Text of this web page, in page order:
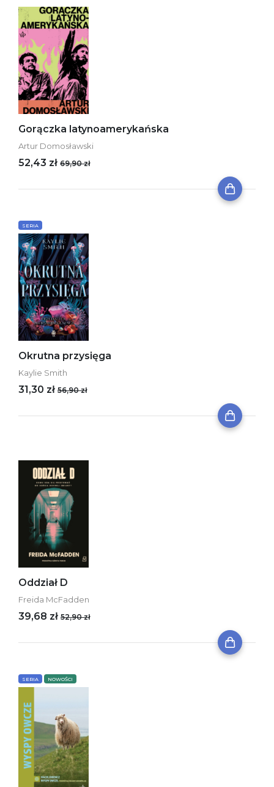
Gorączka latynoamerykańska
Artur Domosławski
52,43 zł 69,90 zł
SERIA
Okrutna przysięga
Kaylie Smith
31,30 zł 56,90 zł
Oddział D
Freida McFadden
39,68 zł 52,90 zł
SERIA NOWOŚCI